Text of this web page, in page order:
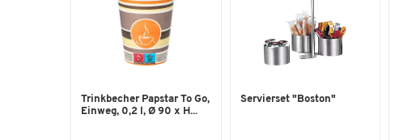
Trinkbecher Papstar To Go,
Einweg, 0,2 l, Ø 90 x H...
Servierset "Boston"